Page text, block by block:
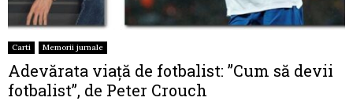
Carti Memorii jurnale
Adevărata viață de fotbalist: ”Cum să devii
fotbalist”, de Peter Crouch